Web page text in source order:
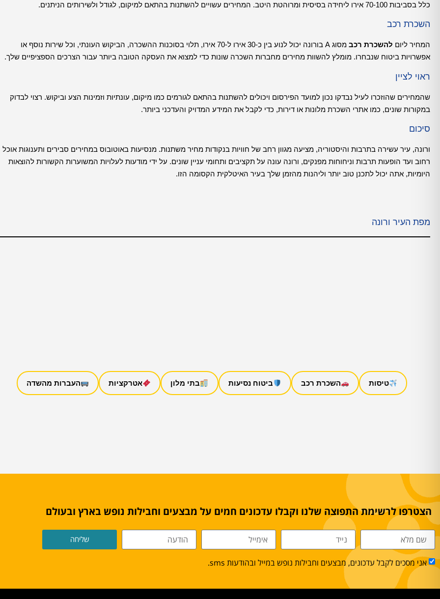
כלל בסביבות 70-100 אירו ליחידה בסיסית ומרוהטת היטב. המחירים עשויים להשתנות בהתאם למיקום, לגודל ולשירותים הניתנים.
השכרת רכב
המחיר ליום להשכרת רכב
מסוג A בורונה יכול לנוע בין כ-30 אירו ל-70 אירו, תלוי בסוכנות ההשכרה, הביקוש העונתי, וכל שירות נוסף או
אפשרויות ביטוח שנבחרו. מומלץ להשוות מחירים מחברות השכרה שונות כדי למצוא את העסקה הטובה ביותר עבור הצרכים הספציפיים שלך.
ראוי לציין
שהמחירים שהוזכרו לעיל נבדקו נכון למועד הפירסום ויכולים להשתנות בהתאם לגורמים כמו מיקום, עונתיות וזמינות הצע וביקוש. רצוי לבדוק
במקורות שונים, כמו אתרי השכרת מלונות או דירות, כדי לקבל את המידע המדויק והעדכני ביותר.
סיכום
ורונה, עיר עשירה בתרבות והיסטוריה, מציעה מגוון רחב של חוויות בנקודות מחיר משתנות. מנסיעות באוטובוס במחירים סבירים ותענוגות אוכל
רחוב ועד הופעות תרבות וניחוחות מפנקים, ורונה עונה על תקציבים ותחומי עניין שונים. על ידי מודעות לעלויות המשוערות הקשורות להוצאות
היומיות, אתה יכול לתכנן טוב יותר וליהנות מהזמן שלך בעיר האיטלקית הקסומה הזו.
מפת העיר ורונה
טיסות השכרת רכב ביטוח נסיעות בתי מלון אטרקציות העברות מהשדה
הצטרפו לרשימת התפוצה שלנו וקבלו עדכונים חמים על מבצעים וחבילות נופש בארץ ובעולם
אני מסכים לקבל עדכונים, מבצעים וחבילות נופש במייל ובהודעות sms.
שליחה